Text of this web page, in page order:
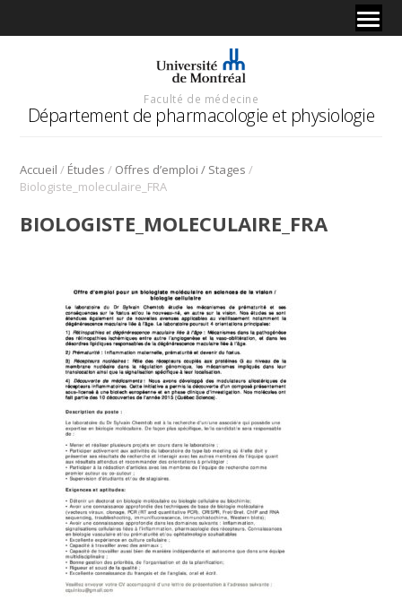
Faculté de médecine
Département de pharmacologie et physiologie
Accueil / Études / Offres d’emploi / Stages /
Biologiste_moleculaire_FRA
BIOLOGISTE_MOLECULAIRE_FRA